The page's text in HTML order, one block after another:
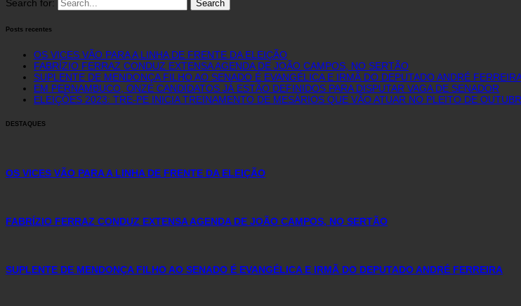
Search for:
Posts recentes
OS VICES VÃO PARA A LINHA DE FRENTE DA ELEIÇÃO
FABRÍZIO FERRAZ CONDUZ EXTENSA AGENDA DE JOÃO CAMPOS, NO SERTÃO
SUPLENTE DE MENDONÇA FILHO AO SENADO É EVANGÉLICA E IRMÃ DO DEPUTADO ANDRÉ
EM PERNAMBUCO, ONZE CANDIDATOS JÁ ESTÃO DEFINIDOS PARA DISPUTAR VAGA DE SENADOR
ELEIÇÕES 2023: TRE-PE INICIA TREINAMENTO DE MESÁRIOS QUE VÃO ATUAR NO PLEITO DE
DESTAQUES
OS VICES VÃO PARA A LINHA DE FRENTE DA ELEIÇÃO
FABRÍZIO FERRAZ CONDUZ EXTENSA AGENDA DE JOÃO CAMPOS, NO SERTÃO
SUPLENTE DE MENDONÇA FILHO AO SENADO É EVANGÉLICA E IRMÃ DO DEPUTADO ANDRÉ FERREIRA